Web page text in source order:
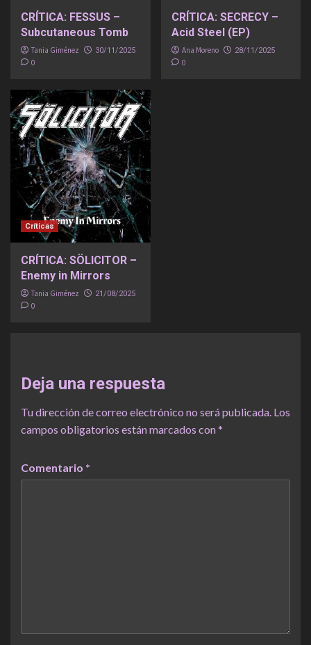
CRÍTICA: FESSUS –
Subcutaneous Tomb
Tania Giménez 30/11/2025
0
CRÍTICA: SECRECY –
Acid Steel (EP)
Ana Moreno 28/11/2025
0
Críticas
CRÍTICA: SÖLICITOR –
Enemy in Mirrors
Tania Giménez 21/08/2025
0
Deja una respuesta
Tu dirección de correo electrónico no será publicada. Los
campos obligatorios están marcados con*
Comentario *